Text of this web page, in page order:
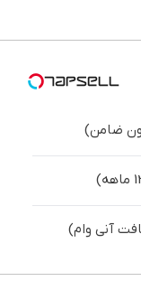
کننده
آنی وام)